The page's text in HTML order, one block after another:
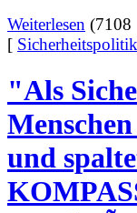
Weiterlesen
[
"Als
und